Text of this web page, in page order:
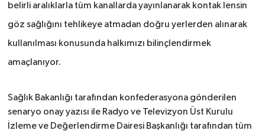
belirli aralıklarla tüm kanallarda yayınlanarak kontak lensin
göz sağlığını tehlikeye atmadan doğru yerlerden alınarak
kullanılması konusunda halkımızı bilinçlendirmek
amaçlanıyor.
Sağlık Bakanlığı tarafından konfederasyona gönderilen
senaryo onay yazısı ile Radyo ve Televizyon Üst Kurulu
İzleme ve Değerlendirme Dairesi Başkanlığı tarafından tüm